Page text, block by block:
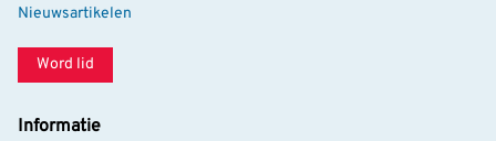
Nieuwsartikelen
Word lid
Informatie